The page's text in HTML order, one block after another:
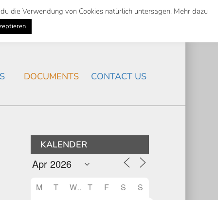
Suche
Search
NEWS
DOCUMENTS CONTACT US
KALENDER
M T W T F S
S
die Verwendung von Cookies natürlich untersagen. Mehr dazu